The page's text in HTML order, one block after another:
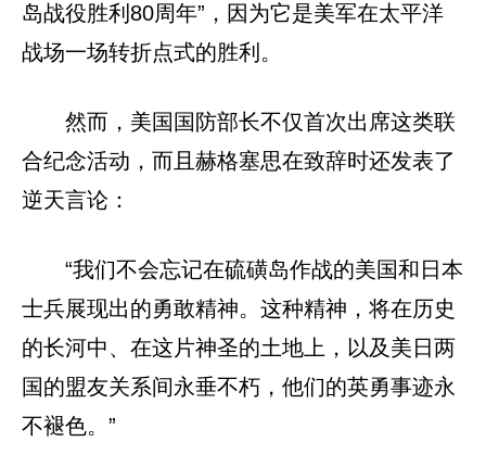
岛战役胜利80周年”，因为它是美军在太平洋
战场一场转折点式的胜利。
然而，美国国防部长不仅首次出席这类联
合纪念活动，而且赫格塞思在致辞时还发表了
逆天言论：
“我们不会忘记在硫磺岛作战的美国和日本
士兵展现出的勇敢精神。这种精神，将在历史
的长河中、在这片神圣的土地上，以及美日两
国的盟友关系间永垂不朽，他们的英勇事迹永
不褪色。”